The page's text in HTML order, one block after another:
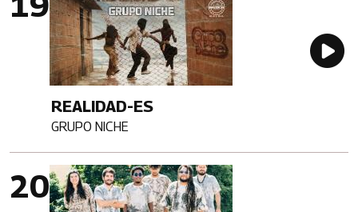
REALIDAD-ES
Artista
GRUPO NICHE
Imagen portada